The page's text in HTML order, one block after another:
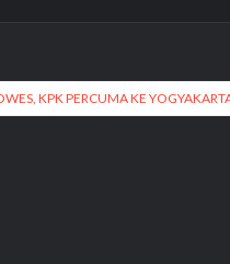
KPK PERCUMA KE